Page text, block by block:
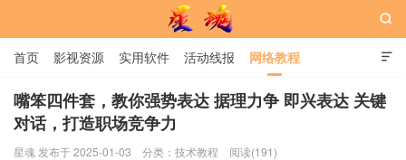
星魂网

首页 影视资源 实用软件 活动线报 网络教程
用户中心 书籍 娱乐

嘴笨四件套，教你强势表达 据理力争 即兴表达 关键
对话，打造职场竞争力
星魂 发布于 2025-01-03 分类： 技术教程 阅读(191)